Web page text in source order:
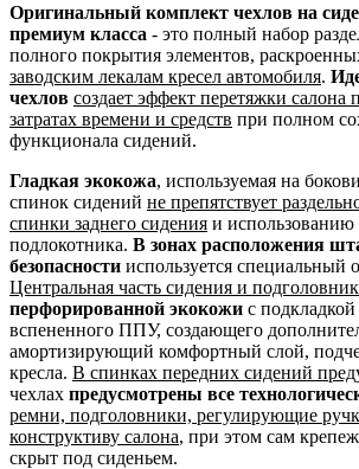
Оригинальный комплект чехлов на
премиум класса - это полный набор
полного покрытия элементов,
заводским лекалам кресел автомобиля.
чехлов создает эффект перетяжки
затратах времени и средств при полном
функционала сидений.
Гладкая экокожа, используемая на
спинок сидений не препятствует
спинки заднего сидения и использованию
подлокотника. В зонах расположения
безопасности используется специальный
Центральная часть сидения и
перфорированной экокожи с
вспененного ППУ, создающего
амортизирующий комфортный слой,
кресла. В спинках передних сидений
чехлах предусмотрены все
ремни, подголовники, регулирующие
конструктиву салона, при этом сам
скрыт под сиденьем.